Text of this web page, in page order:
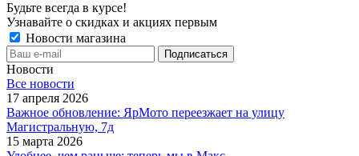
Будьте всегда в курсе!
Узнавайте о скидках и акциях первым
Новости магазина
Новости
Все новости
17 апреля 2026
Важное обновление: ЯрМото переезжает на улицу
Магистральную, 7д
15 марта 2026